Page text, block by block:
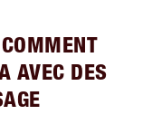
AVEC DES